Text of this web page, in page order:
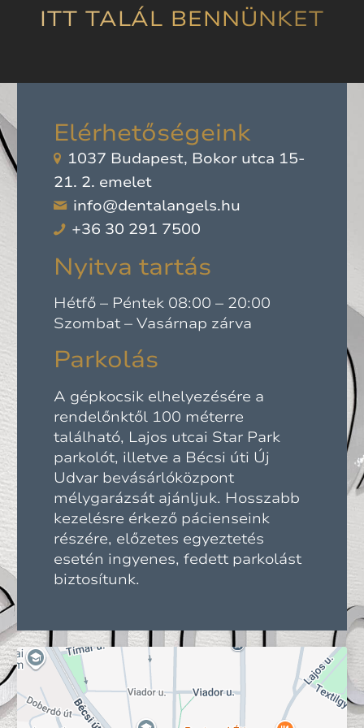
támasztott. Csak
ITT TALÁL BENNÜNKET
Elérhetőségeink
1037 Budapest, Bokor utca 15-
21. 2. emelet
info@dentalangels.hu
+36 30 291 7500
Nyitva tartás
Hétfő – Péntek 08:00 – 20:00
Szombat – Vasárnap zárva
Parkolás
A gépkocsik elhelyezésére a
rendelőnktől 100 méterre
található, Lajos utcai Star Park
parkolót, illetve a Bécsi úti Új
Udvar bevásárlóközpont
mélygarázsát ajánljuk. Hosszabb
kezelésre érkező pácienseink
részére, előzetes egyeztetés
esetén ingyenes, fedett parkolást
biztosítunk.